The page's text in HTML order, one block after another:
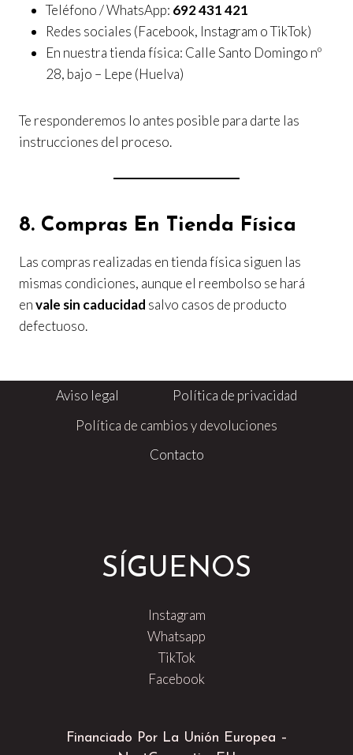
Teléfono / WhatsApp: 692 431 421
Redes sociales (Facebook, Instagram o TikTok)
En nuestra tienda física: Calle Santo Domingo nº
28, bajo – Lepe (Huelva)
Te responderemos lo antes posible para darte las
instrucciones del proceso.
8. Compras En Tienda Física
Las compras realizadas en tienda física siguen las
mismas condiciones, aunque el reembolso se hará
envale sin caducidad salvo casos de producto
defectuoso.
Aviso legal
Política de privacidad
Política de cambios y devoluciones
Contacto
SÍGUENOS
Instagram
Whatsapp
TikTok
Facebook
Financiado Por La Unión Europea –